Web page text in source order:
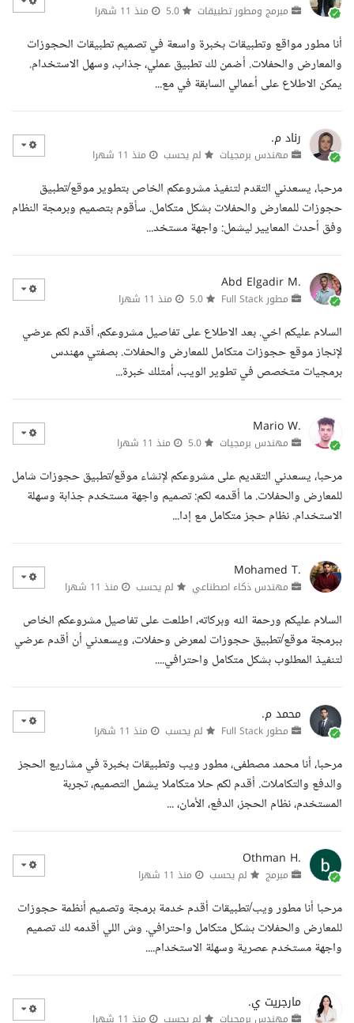
مبرمج ومطور تطبيقات منذ 11 شهرا
أنا مطور مواقع وتطبيقات بخبرة واسعة في تصميم تطبيقات الحجوزات
والمعارض والحفلات. أضمن لك تطبيق عملي، جذاب، وسهل الاستخدام.
يمكن الاطلاع على أعمالي السابقة في مع...
رناد م.
مهندس برمجيات لم يحسب منذ 11 شهرا
مرحبا، يسعدني التقدم لتنفيذ مشروعكم الخاص بتطوير موقع/تطبيق
حجوزات للمعارض والحفلات بشكل متكامل. سأقوم بتصميم وبرمجة النظام
وفق أحدث المعايير ليشمل: واجهة مستخد...
Abd Elgadir M.
مطور Full Stack منذ 11 شهرا
السلام عليكم اخي. بعد الاطلاع على تفاصيل مشروعكم، أقدم لكم عرضي
لإنجاز موقع حجوزات متكامل للمعارض والحفلات. بصفتي مهندس
برمجيات متخصص في تطوير الويب، أمتلك خبرة...
Mario W.
مهندس برمجيات منذ 11 شهرا
مرحبا، يسعدني التقديم على مشروعكم لإنشاء موقع/تطبيق حجوزات شامل
للمعارض والحفلات. ما أقدمه لكم: تصميم واجهة مستخدم جذابة وسهلة
الاستخدام. نظام حجز متكامل مع إدا...
Mohamed T.
مهندس ذكاء اصطناعي لم يحسب منذ 11 شهرا
السلام عليكم ورحمة الله وبركاته، اطلعت على تفاصيل مشروعكم الخاص
ببرمجة موقع/تطبيق حجوزات لمعرض وحفلات، ويسعدني أن أقدم عرضي
لتنفيذ المطلوب بشكل متكامل واحترافي....
محمد م.
مطور Full Stack لم يحسب منذ 11 شهرا
مرحبا، أنا محمد مصطفى، مطور ويب وتطبيقات بخبرة في مشاريع الحجز
والدفع والتكاملات. أقدم لكم حلا متكاملا يشمل التصميم، تجربة
المستخدم، نظام الحجز، الدفع، الأمان، ...
Othman H.
مبرمج لم يحسب منذ 11 شهرا
مرحبا أنا مطور ويب/تطبيقات أقدم خدمة برمجة وتصميم أنظمة حجوزات
للمعارض والحفلات بشكل متكامل واحترافي. وش اللي أقدمه لك تصميم
واجهة مستخدم عصرية وسهلة الاستخدام....
مارجريت ي.
مهندس برمجيات لم يحسب منذ 11 شهرا